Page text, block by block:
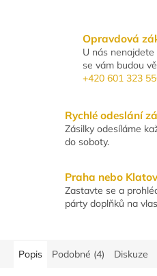
Opravdová
U nás
se vám budou
+420 601 323
Rychlé odeslání
Zásilky odesíláme
do soboty.
Praha nebo
Zastavte se a
párty doplňků na
Popis Podobné (4) Diskuze